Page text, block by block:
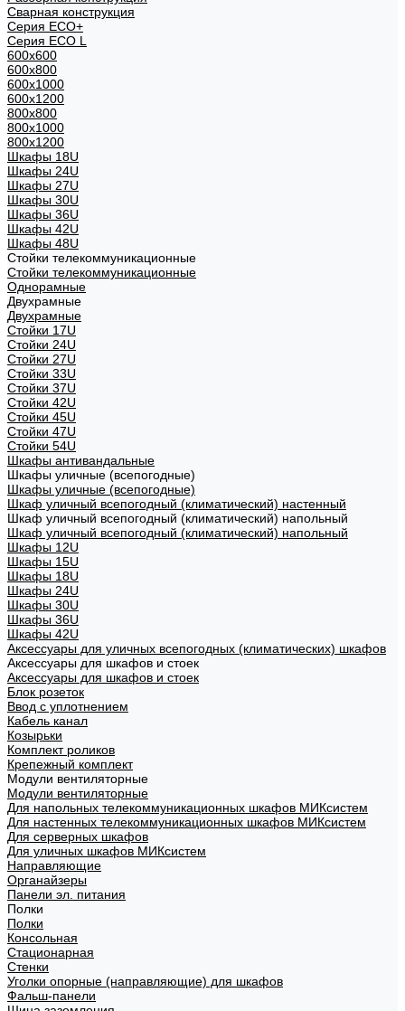
Сварная конструкция
Серия ECO+
Серия ECO L
600x600
600x800
600х1000
600х1200
800x800
800х1000
800х1200
Шкафы 18U
Шкафы 24U
Шкафы 27U
Шкафы 30U
Шкафы 36U
Шкафы 42U
Шкафы 48U
Стойки телекоммуникационные
Стойки телекоммуникационные
Однорамные
Двухрамные
Двухрамные
Стойки 17U
Стойки 24U
Стойки 27U
Стойки 33U
Стойки 37U
Стойки 42U
Стойки 45U
Стойки 47U
Стойки 54U
Шкафы антивандальные
Шкафы уличные (всепогодные)
Шкафы уличные (всепогодные)
Шкаф уличный всепогодный (климатический) настенный
Шкаф уличный всепогодный (климатический) напольный
Шкаф уличный всепогодный (климатический) напольный
Шкафы 12U
Шкафы 15U
Шкафы 18U
Шкафы 24U
Шкафы 30U
Шкафы 36U
Шкафы 42U
Аксессуары для уличных всепогодных (климатических) шкафов
Аксессуары для шкафов и стоек
Аксессуары для шкафов и стоек
Блок розеток
Ввод с уплотнением
Кабель канал
Козырьки
Комплект роликов
Крепежный комплект
Модули вентиляторные
Модули вентиляторные
Для напольных телекоммуникационных шкафов МИКсистем
Для настенных телекоммуникационных шкафов МИКсистем
Для серверных шкафов
Для уличных шкафов МИКсистем
Направляющие
Органайзеры
Панели эл. питания
Полки
Полки
Консольная
Стационарная
Стенки
Уголки опорные (направляющие) для шкафов
Фальш-панели